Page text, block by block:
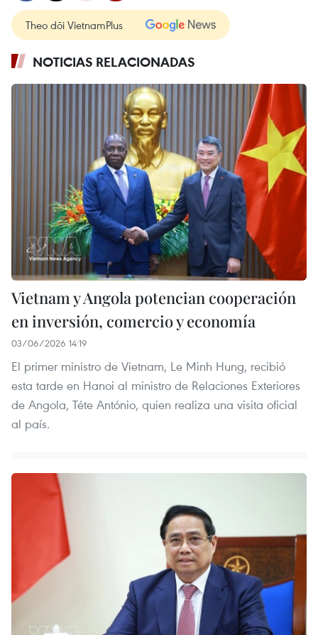
Theo dõi VietnamPlus
NOTICIAS RELACIONADAS
Vietnam y Angola potencian cooperación
en inversión, comercio y economía
03/06/2026 14:19
El primer ministro de Vietnam, Le Minh Hung, recibió
esta tarde en Hanoi al ministro de Relaciones Exteriores
de Angola, Téte António, quien realiza una visita oficial
al país.